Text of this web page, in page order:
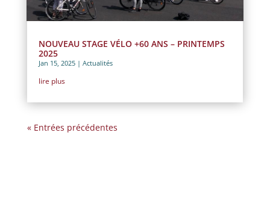
NOUVEAU STAGE VÉLO +60 ANS – PRINTEMPS
2025
Jan 15, 2025| Actualités
lire plus
« Entrées précédentes